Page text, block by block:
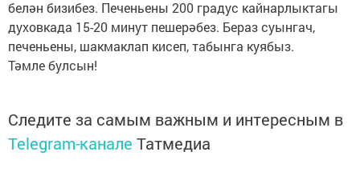
белән бизибез. Печеньены 200 градус кайнарлыктагы
духовкада 15-20 минут пешерәбез. Бераз суынгач,
печеньены, шакмаклап кисеп, табынга куябыз.
Тәмле булсын!
Следите за самым важным и интересным в
Telegram-канале Татмедиа